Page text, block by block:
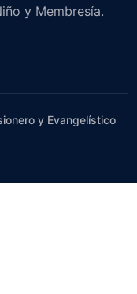
y Membresía.
y Evangelístico